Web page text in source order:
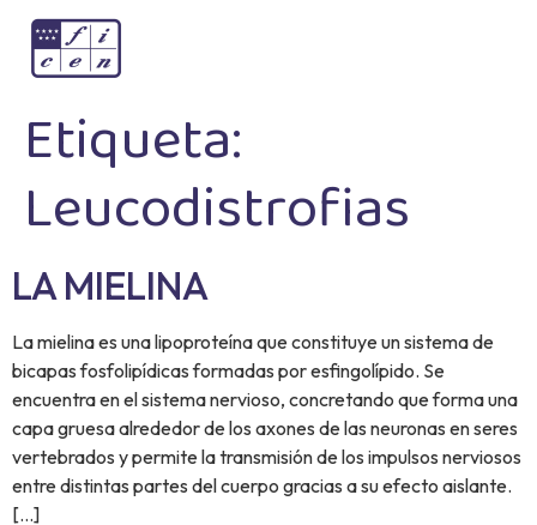
Etiqueta:
Leucodistrofias
LA MIELINA
La mielina es una lipoproteína que constituye un sistema de
bicapas fosfolipídicas formadas por esfingolípido. Se
encuentra en el sistema nervioso, concretando que forma una
capa gruesa alrededor de los axones de las neuronas en seres
vertebrados y permite la transmisión de los impulsos nerviosos
entre distintas partes del cuerpo gracias a su efecto aislante.
[…]